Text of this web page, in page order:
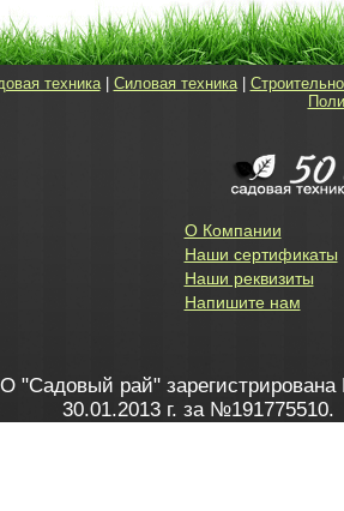
техника| Силовая техника|
О Компании
Наши сертификаты
Наши реквизиты
Напишите нам
"Садовый рай" зарегистрирована
30.01.2013 г. за №191775510.